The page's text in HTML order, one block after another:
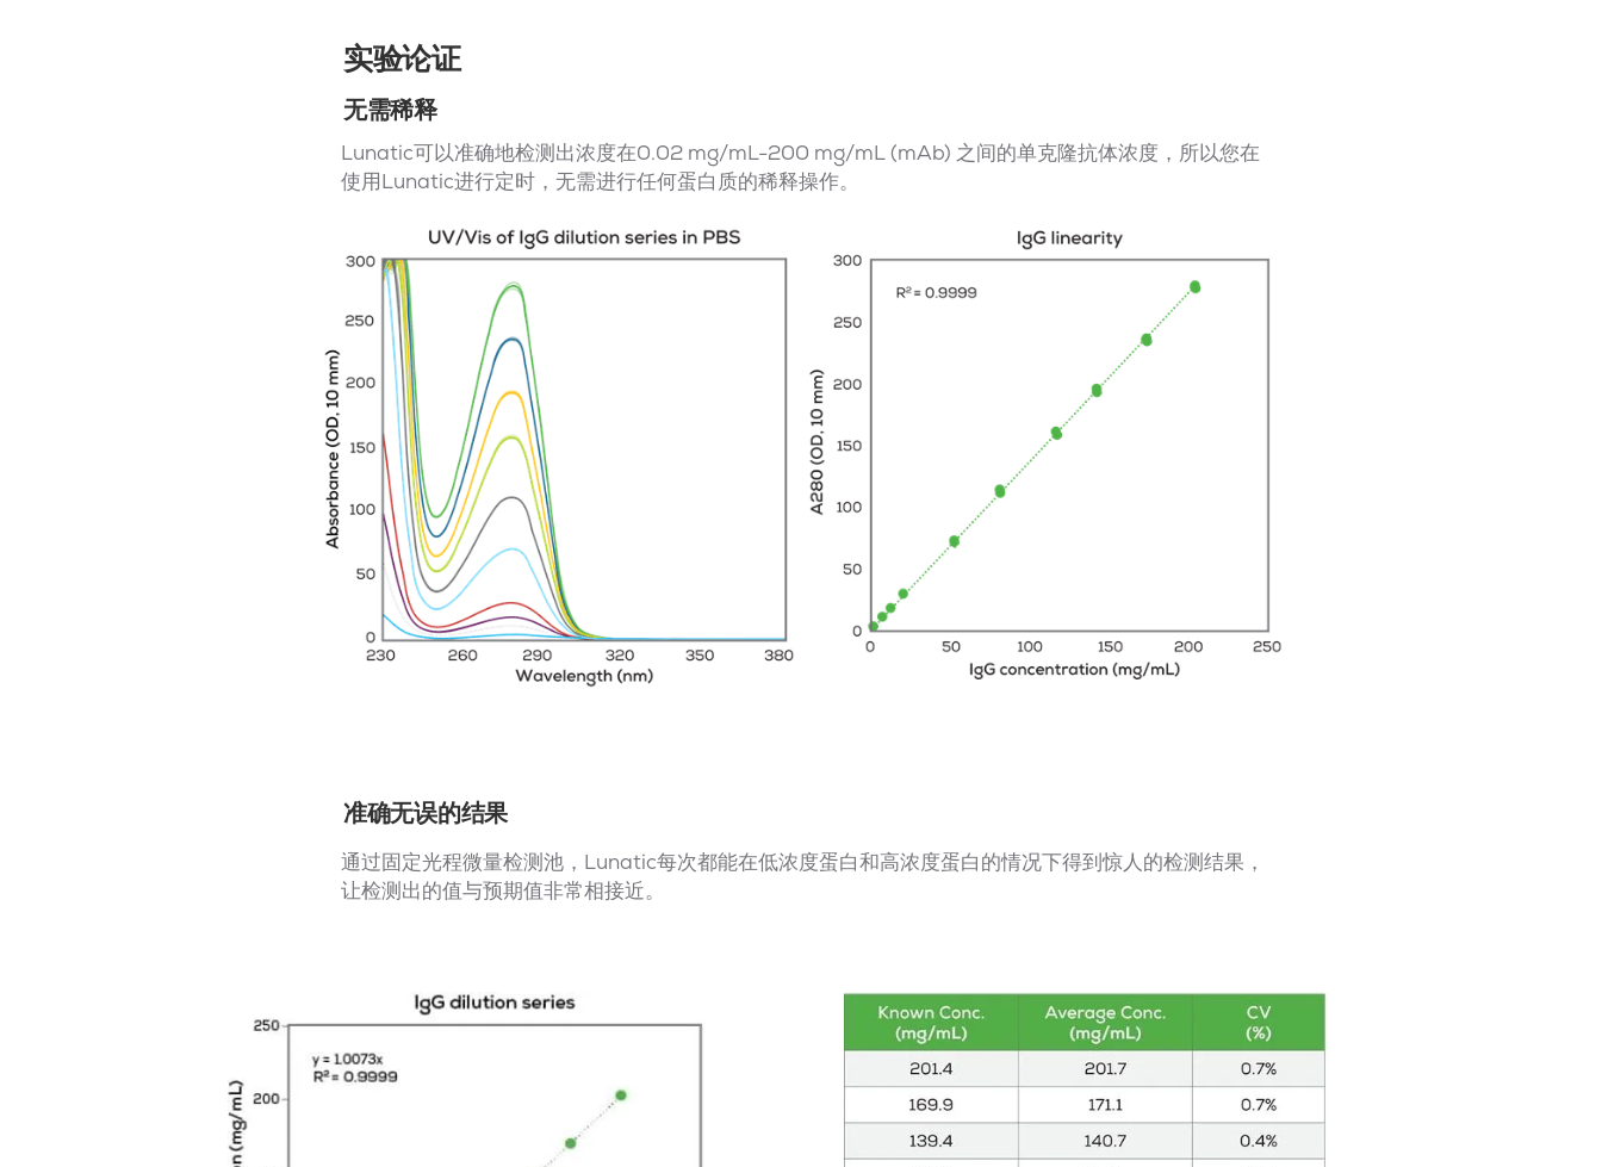
实验论证
无需稀释
Lunatic可以准确地检测出浓度在0.02 mg/mL-200 mg/mL (mAb) 之间的单克隆抗体浓度，所以您在
使用Lunatic进行定时，无需进行任何蛋白质的稀释操作。
准确无误的结果
通过固定光程微量检测池，Lunatic每次都能在低浓度蛋白和高浓度蛋白的情况下得到惊人的检测结果，
让检测出的值与预期值非常相接近。